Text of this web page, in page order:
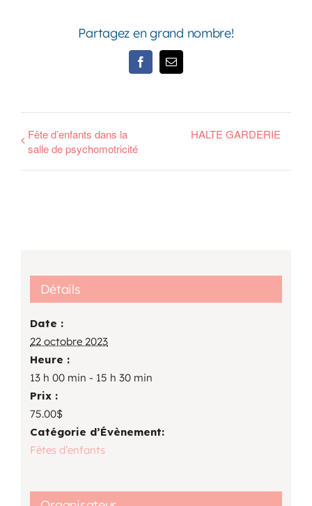
Partagez en grand nombre!
FacebookEmail
Fête d’enfants dans la
salle de psychomotricité
HALTE GARDERIE
Détails
Date :
22 octobre 2023
Heure :
13 h 00 min - 15 h 30 min
Prix :
75.00$
Catégorie d’Évènement:
Fêtes d’enfants